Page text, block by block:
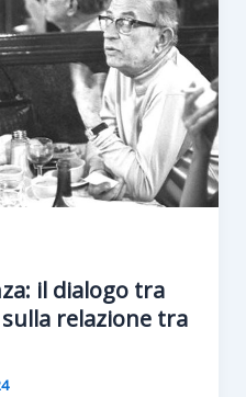
il dialogo tra
relazione tra